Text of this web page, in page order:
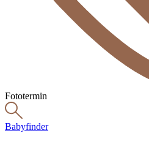
Fototermin
Babyfinder